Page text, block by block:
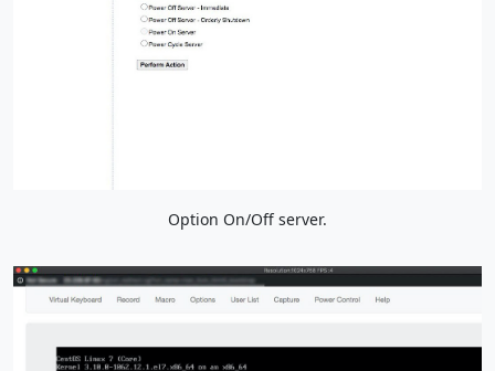
Option On/Off server.